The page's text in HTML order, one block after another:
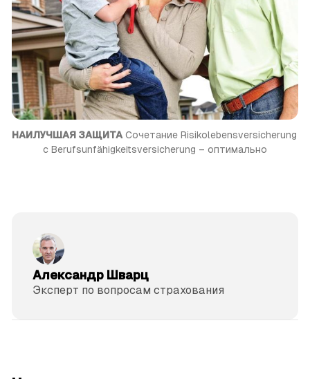
НАИЛУЧШАЯ ЗАЩИТА Сочетание Risikolebensversicherung
с Berufsunfähigkeitsversicherung – оптимально
Александр Шварц
Эксперт по вопросам страхования